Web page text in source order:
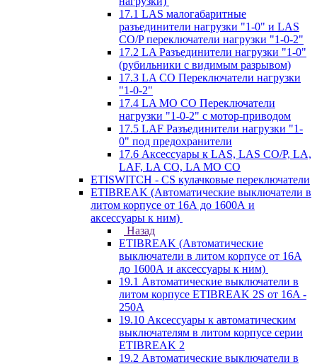
17.1 LAS малогабаритные
разъединители нагрузки "1-0" и LAS
CO/P переключатели нагрузки "1-0-2"
17.2 LA Разъединители нагрузки "1-0"
(рубильники с видимым разрывом)
17.3 LA CO Переключатели нагрузки
"1-0-2"
17.4 LA MO CO Переключатели
нагрузки "1-0-2" с мотор-приводом
17.5 LAF Разъединители нагрузки "1-
0" под предохранители
17.6 Аксессуары к LAS, LAS CO/P, LA,
LAF, LA CO, LA MO CO
ETISWITCH - CS кулачковые переключатели
ETIBREAK (Автоматические выключатели в
литом корпусе от 16А до 1600А и
аксессуары к ним)
Назад
ETIBREAK (Автоматические
выключатели в литом корпусе от 16А
до 1600А и аксессуары к ним)
19.1 Автоматические выключатели в
литом корпусе ETIBREAK 2S от 16A -
250A
19.10 Аксессуары к автоматическим
выключателям в литом корпусе серии
ETIBREAK 2
19.2 Автоматические выключатели в